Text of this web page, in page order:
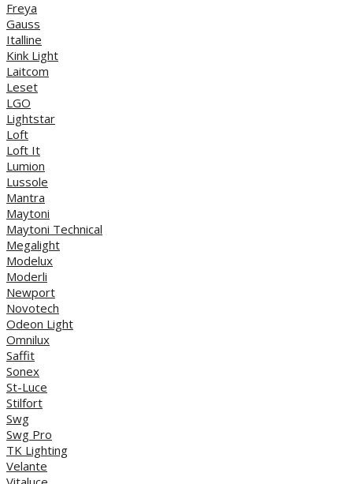
Freya
Gauss
Italline
Kink Light
Laitcom
Leset
LGO
Lightstar
Loft
Loft It
Lumion
Lussole
Mantra
Maytoni
Maytoni Technical
Megalight
Modelux
Moderli
Newport
Novotech
Odeon Light
Omnilux
Saffit
Sonex
St-Luce
Stilfort
Swg
Swg Pro
TK Lighting
Velante